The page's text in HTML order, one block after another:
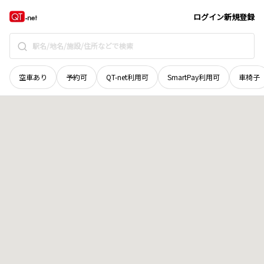
ログイン新規登録
空車あり 予約可 QT-net利用可 SmartPay利用可 車椅子
秋田県